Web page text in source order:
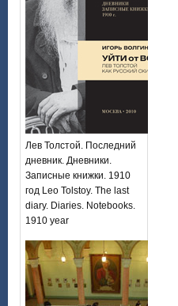
Лев Толстой. Последний
дневник. Дневники.
Записные книжки. 1910
год Leo Tolstoy. The last
diary. Diaries. Notebooks.
1910 year